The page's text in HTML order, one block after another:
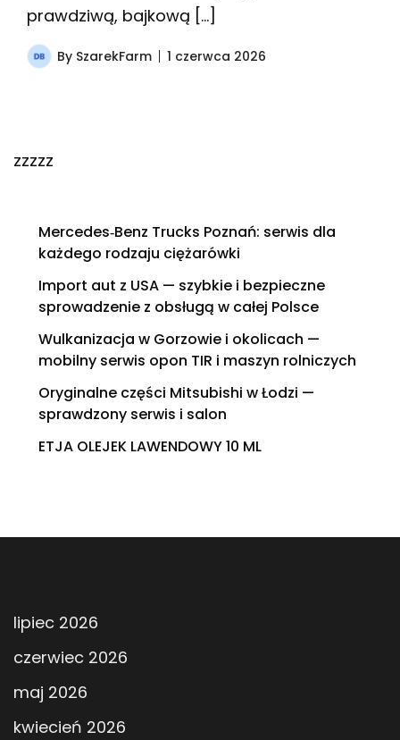
prawdziwą, bajkową […]
By SzarekFarm 1 czerwca 2026
zzzzz
Mercedes‑Benz Trucks Poznań: serwis dla
każdego rodzaju ciężarówki
Import aut z USA — szybkie i bezpieczne
sprowadzenie z obsługą w całej Polsce
Wulkanizacja w Gorzowie i okolicach —
mobilny serwis opon TIR i maszyn rolniczych
Oryginalne części Mitsubishi w Łodzi —
sprawdzony serwis i salon
ETJA OLEJEK LAWENDOWY 10 ML
lipiec 2026
czerwiec 2026
maj 2026
kwiecień 2026